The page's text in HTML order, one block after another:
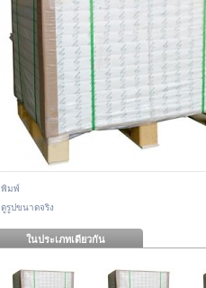
พิมพ์
ดูรูปขนาดจริง
ในประเภทเดียวกัน